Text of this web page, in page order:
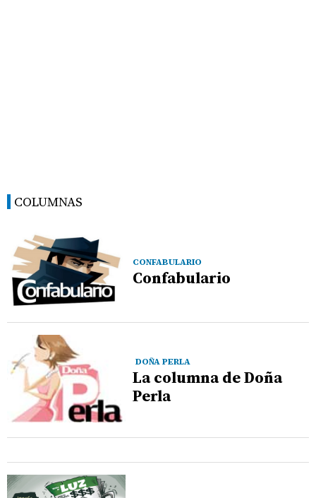
COLUMNAS
CONFABULARIO
Confabulario
DOÑA PERLA
La columna de Doña
Perla